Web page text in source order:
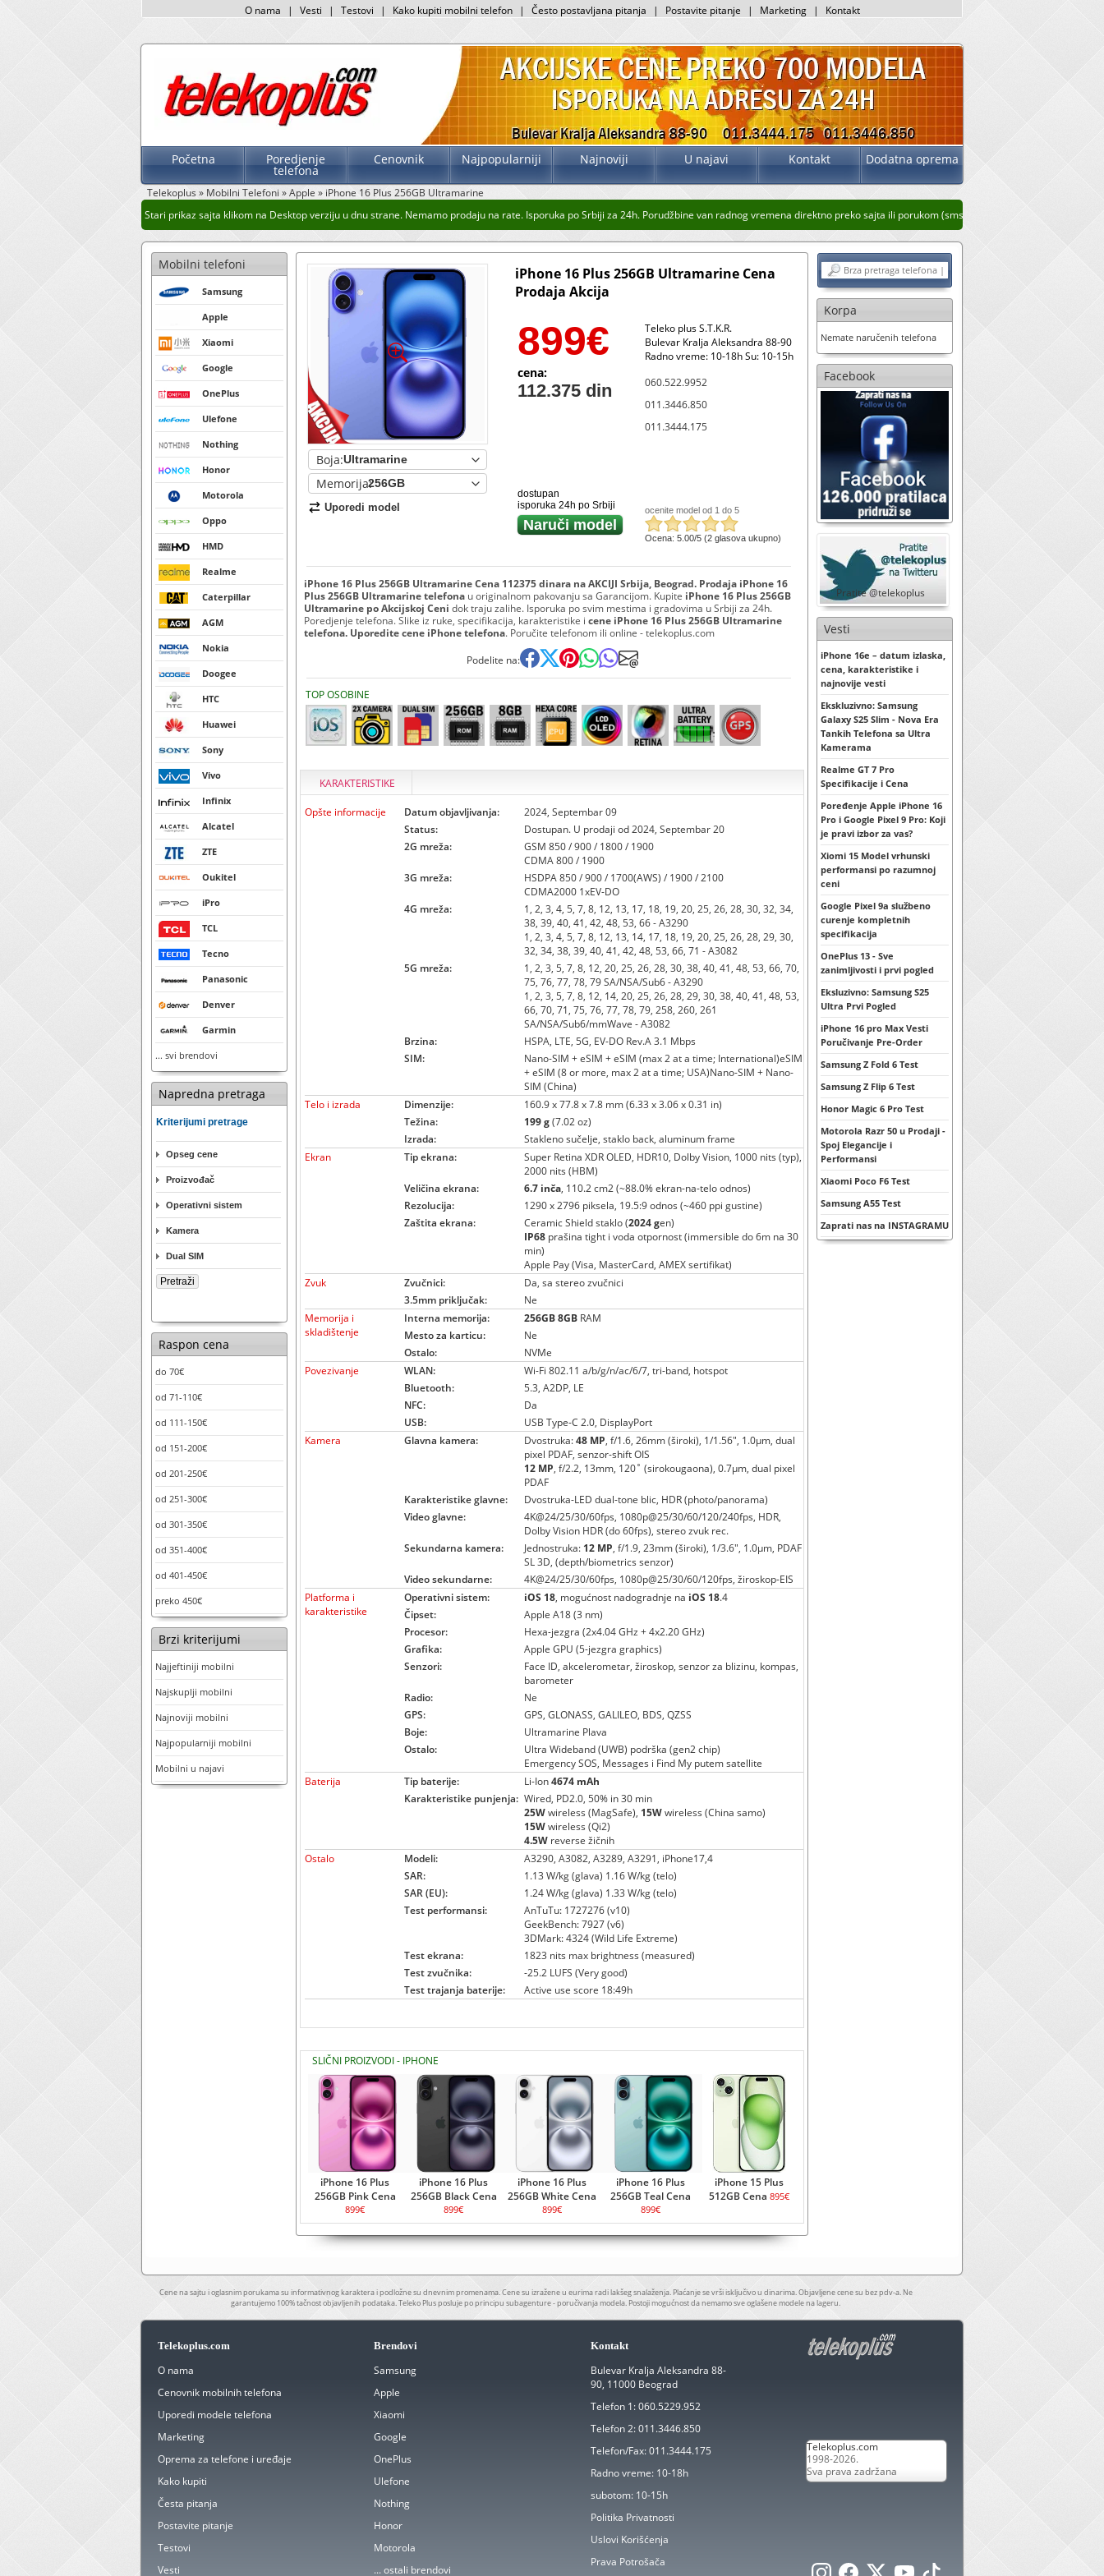
O nama | Vesti | Testovi | Kako kupiti mobilni telefon | Često postavljana pitanja | Postavite pitanje | Marketing | Kontakt
Početna Poredjenje
telefona
Cenovnik Najpopularniji Najnoviji U najavi Kontakt Dodatna oprema
Telekoplus» Mobilni Telefoni »Apple » iPhone 16 Plus 256GB Ultramarine
Stari prikaz sajta klikom na Desktop verziju u dnu strane. Nemamo prodaju na rate. Isporuka po Srbiji za 24h. Porudžbine van radnog vremena direktno preko sajta ili porukom (sms, whatsup, viber)
Mobilni telefoni
Samsung
Apple
Xiaomi
Google
OnePlus
Ulefone
Nothing
Honor
Motorola
Oppo
HMD
Realme
Caterpillar
AGM
Nokia
Doogee
HTC
Huawei
Sony
Vivo
Infinix
Alcatel
ZTE
Oukitel
iPro
TCL
Tecno
Panasonic
Denver
Garmin
... svi brendovi
Napredna pretraga
Kriterijumi pretrage
Opseg cene
Proizvođač
Operativni sistem
Kamera
Dual SIM
Raspon cena
do 70€
od 71-110€
od 111-150€
od 151-200€
od 201-250€
od 251-300€
od 301-350€
od 351-400€
od 401-450€
preko 450€
Brzi kriterijumi
Najjeftiniji mobilni
Najskuplji mobilni
Najnoviji mobilni
Najpopularniji mobilni
Mobilni u najavi
Boja:
Memorija:
Uporedi model
iPhone 16 Plus 256GB Ultramarine Cena
Prodaja Akcija
899€
cena:
112.375 din
dostupan
isporuka 24h po Srbiji
Naruči model
Teleko plus S.T.K.R.
Bulevar Kralja Aleksandra 88-90
Radno vreme: 10-18h Su: 10-15h
060.522.9952
011.3446.850
011.3444.175
ocenite model od 1 do 5
Ocena: 5.00/5 (2 glasova ukupno)
iPhone 16 Plus 256GB Ultramarine Cena 112375 dinara na AKCIJI Srbija, Beograd. Prodaja iPhone 16
Plus 256GB Ultramarine telefona u originalnom pakovanju sa Garancijom. Kupite iPhone 16 Plus 256GB
Ultramarine po Akcijskoj Ceni dok traju zalihe. Isporuka po svim mestima i gradovima u Srbiji za 24h.
Poredjenje telefona. Slike iz ruke, specifikacija, karakteristike i cene iPhone 16 Plus 256GB Ultramarine
telefona. Uporedite cene iPhone telefona. Poručite telefonom ili online - telekoplus.com
Podelite na:
TOP OSOBINE
KARAKTERISTIKE
Opšte informacije Datum objavljivanja:
2024, Septembar 09
Status:
Dostupan. U prodaji od 2024, Septembar 20
2G mreža:
GSM 850 / 900 / 1800 / 1900
CDMA 800 / 1900
3G mreža:
HSDPA 850 / 900 / 1700(AWS) / 1900 / 2100
CDMA2000 1xEV-DO
4G mreža:
1, 2, 3, 4, 5, 7, 8, 12, 13, 17, 18, 19, 20, 25, 26, 28, 30, 32, 34,
38, 39, 40, 41, 42, 48, 53, 66 - A3290
1, 2, 3, 4, 5, 7, 8, 12, 13, 14, 17, 18, 19, 20, 25, 26, 28, 29, 30,
32, 34, 38, 39, 40, 41, 42, 48, 53, 66, 71 - A3082
5G mreža:
1, 2, 3, 5, 7, 8, 12, 20, 25, 26, 28, 30, 38, 40, 41, 48, 53, 66, 70,
75, 76, 77, 78, 79 SA/NSA/Sub6 - A3290
1, 2, 3, 5, 7, 8, 12, 14, 20, 25, 26, 28, 29, 30, 38, 40, 41, 48, 53,
66, 70, 71, 75, 76, 77, 78, 79, 258, 260, 261
SA/NSA/Sub6/mmWave - A3082
Brzina:
HSPA, LTE, 5G, EV-DO Rev.A 3.1 Mbps
SIM:
Nano-SIM + eSIM + eSIM (max 2 at a time; International)eSIM
+ eSIM (8 or more, max 2 at a time; USA)Nano-SIM + Nano-
SIM (China)
Telo i izrada
Dimenzije:
160.9 x 77.8 x 7.8 mm (6.33 x 3.06 x 0.31 in)
Težina:
199 g(7.02 oz)
Izrada:
Stakleno sučelje, staklo back, aluminum frame
Ekran
Tip ekrana:
Super Retina XDR OLED, HDR10, Dolby Vision, 1000 nits (typ),
2000 nits (HBM)
Veličina ekrana:
6.7 inča, 110.2 cm2 (~88.0% ekran-na-telo odnos)
Rezolucija:
1290 x 2796 piksela, 19.5:9 odnos (~460 ppi gustine)
Zaštita ekrana:
Ceramic Shield staklo (2024 gen)
IP68 prašina tight i voda otpornost (immersible do 6m na 30
min)
Apple Pay (Visa, MasterCard, AMEX sertifikat)
Zvuk
Zvučnici:
Da, sa stereo zvučnici
3.5mm priključak:
Ne
Memorija i
skladištenje
Interna memorija: 256GB8GB RAM
Mesto za karticu:
Ne
Ostalo:
NVMe
Povezivanje
WLAN:
Wi-Fi 802.11 a/b/g/n/ac/6/7, tri-band, hotspot
Bluetooth:
5.3, A2DP, LE
NFC:
Da
USB:
USB Type-C 2.0, DisplayPort
Kamera
Glavna kamera: Dvostruka:48 MP, f/1.6, 26mm (široki), 1/1.56", 1.0µm, dual
pixel PDAF, senzor-shift OIS
12 MP, f/2.2, 13mm, 120˚ (sirokougaona), 0.7µm, dual pixel
PDAF
Karakteristike glavne:
Dvostruka-LED dual-tone blic, HDR (photo/panorama)
Video glavne:
4K@24/25/30/60fps, 1080p@25/30/60/120/240fps, HDR,
Dolby Vision HDR (do 60fps), stereo zvuk rec.
Sekundarna kamera:
Jednostruka: 12 MP, f/1.9, 23mm (široki), 1/3.6", 1.0µm, PDAF
SL 3D, (depth/biometrics senzor)
Video sekundarne:
4K@24/25/30/60fps, 1080p@25/30/60/120fps, žiroskop-EIS
Platforma i
karakteristike
Operativni sistem: iOS 18, mogućnost nadogradnje na iOS 18.4
Čipset:
Apple A18 (3 nm)
Procesor:
Hexa-jezgra (2x4.04 GHz + 4x2.20 GHz)
Grafika:
Apple GPU (5-jezgra graphics)
Senzori:
Face ID, akcelerometar, žiroskop, senzor za blizinu, kompas,
barometer
Radio:
Ne
GPS:
GPS, GLONASS, GALILEO, BDS, QZSS
Boje:
Ultramarine Plava
Ostalo:
Ultra Wideband (UWB) podrška (gen2 chip)
Emergency SOS, Messages i Find My putem satellite
Baterija
Tip baterije: Li-Ion4674 mAh
Karakteristike punjenja: Wired, PD2.0, 50% in 30 min
25Wwireless (MagSafe), 15Wwireless (China samo)
15Wwireless (Qi2)
4.5W reverse žičnih
Ostalo
Modeli:
A3290, A3082, A3289, A3291, iPhone17,4
SAR:
1.13 W/kg (glava) 1.16 W/kg (telo)
SAR (EU):
1.24 W/kg (glava) 1.33 W/kg (telo)
Test performansi:
AnTuTu: 1727276 (v10)
GeekBench: 7927 (v6)
3DMark: 4324 (Wild Life Extreme)
Test ekrana:
1823 nits max brightness (measured)
Test zvučnika:
-25.2 LUFS (Very good)
Test trajanja baterije:
Active use score 18:49h
SLIČNI PROIZVODI - IPHONE
iPhone 16 Plus
256GB Pink Cena
899€
iPhone 16 Plus
256GB Black Cena
899€
iPhone 16 Plus
256GB White Cena
899€
iPhone 16 Plus
256GB Teal Cena
899€
iPhone 15 Plus
512GB Cena 895€
Korpa
Nemate naručenih telefona
Facebook
Pratite @telekoplus
Vesti
iPhone 16e – datum izlaska,
cena, karakteristike i
najnovije vesti
Ekskluzivno: Samsung
Galaxy S25 Slim - Nova Era
Tankih Telefona sa Ultra
Kamerama
Realme GT 7 Pro
Specifikacije i Cena
Poređenje Apple iPhone 16
Pro i Google Pixel 9 Pro: Koji
je pravi izbor za vas?
Xiomi 15 Model vrhunski
performansi po razumnoj
ceni
Google Pixel 9a službeno
curenje kompletnih
specifikacija
OnePlus 13 - Sve
zanimljivosti i prvi pogled
Eksluzivno: Samsung S25
Ultra Prvi Pogled
iPhone 16 pro Max Vesti
Poručivanje Pre-Order
Samsung Z Fold 6 Test
Samsung Z Flip 6 Test
Honor Magic 6 Pro Test
Motorola Razr 50 u Prodaji -
Spoj Elegancije i
Performansi
Xiaomi Poco F6 Test
Samsung A55 Test
Zaprati nas na INSTAGRAMU
Cene na sajtu i oglasnim porukama su informativnog karaktera i podložne su dnevnim promenama. Cene su izražene u eurima radi lakšeg snalaženja. Plaćanje se vrši isključivo u dinarima. Objavljene cene su bez pdv-a. Ne
garantujemo 100% tačnost objavljenih podataka. Teleko Plus posluje po principu subagenture - poručivanja modela. Postoji mogućnost da nemamo sve oglašene modele na lageru.
Telekoplus.com
O nama
Cenovnik mobilnih telefona
Uporedi modele telefona
Marketing
Oprema za telefone i uređaje
Kako kupiti
Česta pitanja
Postavite pitanje
Testovi
Vesti
Brendovi
Samsung
Apple
Xiaomi
Google
OnePlus
Ulefone
Nothing
Honor
Motorola
... ostali brendovi
Kontakt
Bulevar Kralja Aleksandra 88-
90, 11000 Beograd
Telefon 1:060.5229.952
Telefon 2:011.3446.850
Telefon/Fax:011.3444.175
Radno vreme: 10-18h
subotom: 10-15h
Politika Privatnosti
Uslovi Korišćenja
Prava Potrošača
Telekoplus.com
1998-2026.
Sva prava zadržana